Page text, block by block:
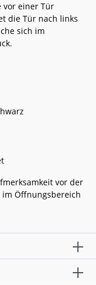
vor einer Tür
die Tür nach links
sich im
vor der
Öffnungsbereich